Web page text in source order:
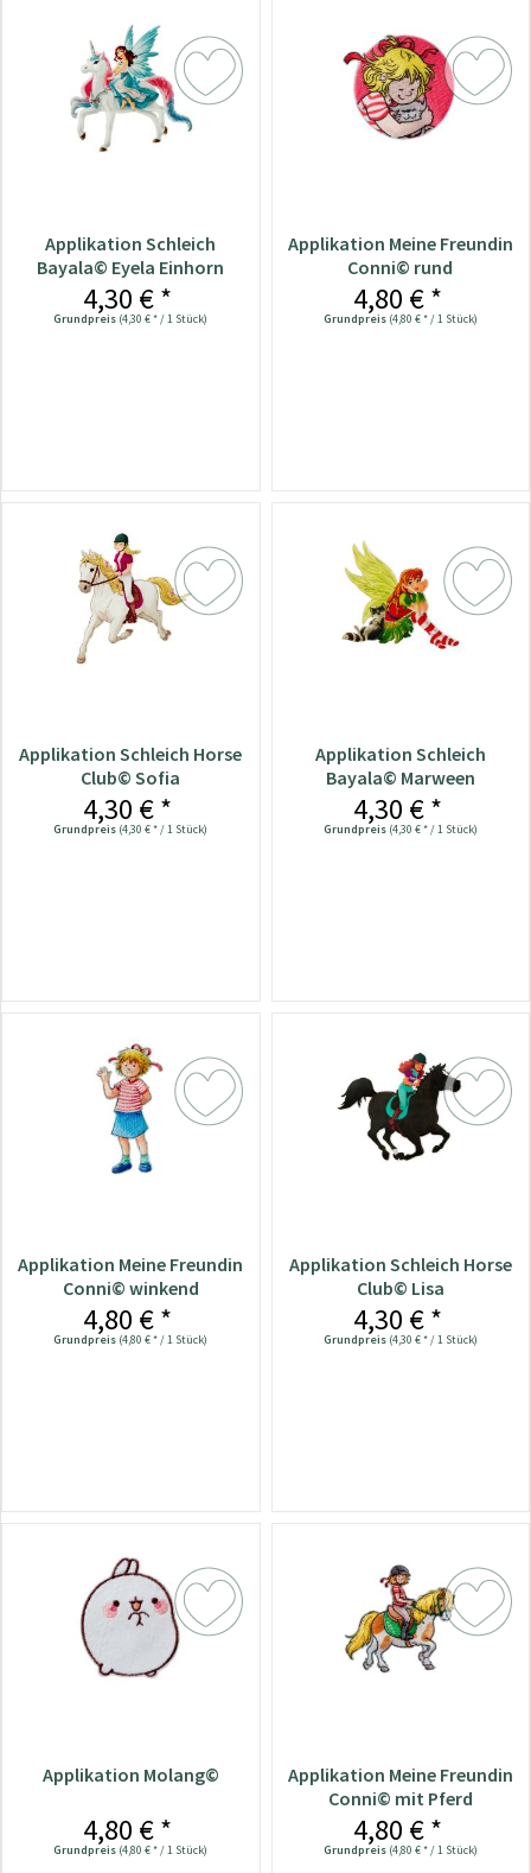
Applikation Schleich
Bayala© Eyela Einhorn
4,30 € *
Grundpreis (4,30 € * / 1 Stück)
Applikation Meine Freundin
Conni© rund
4,80 € *
Grundpreis (4,80 € * / 1 Stück)
Applikation Schleich Horse
Club© Sofia
4,30 € *
Grundpreis (4,30 € * / 1 Stück)
Applikation Schleich
Bayala© Marween
4,30 € *
Grundpreis (4,30 € * / 1 Stück)
Applikation Meine Freundin
Conni© winkend
4,80 € *
Grundpreis (4,80 € * / 1 Stück)
Applikation Schleich Horse
Club© Lisa
4,30 € *
Grundpreis (4,30 € * / 1 Stück)
Applikation Molang©
4,80 € *
Grundpreis (4,80 € * / 1 Stück)
Applikation Meine Freundin
Conni© mit Pferd
4,80 € *
Grundpreis (4,80 € * / 1 Stück)